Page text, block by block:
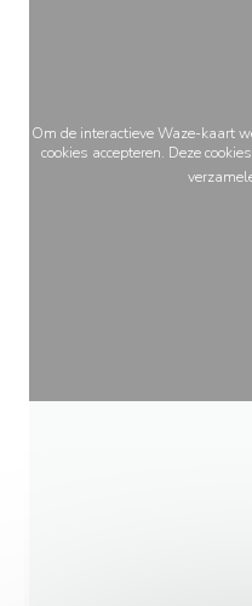
Om de interactieve Waze-kaart
cookies accepteren. Deze